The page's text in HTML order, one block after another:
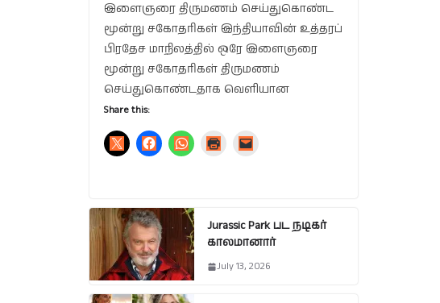
இளைஞரை திருமணம் செய்துகொண்ட
மூன்று சகோதரிகள் இந்தியாவின் உத்தரப்
பிரதேச மாநிலத்தில் ஒரே இளைஞரை
மூன்று சகோதரிகள் திருமணம்
செய்துகொண்டதாக வெளியான
Share this:
Jurassic Park பட நடிகர்
காலமானார்
July 13, 2026